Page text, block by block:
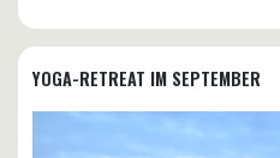
YOGA-RETREAT IM SEPTEMBER